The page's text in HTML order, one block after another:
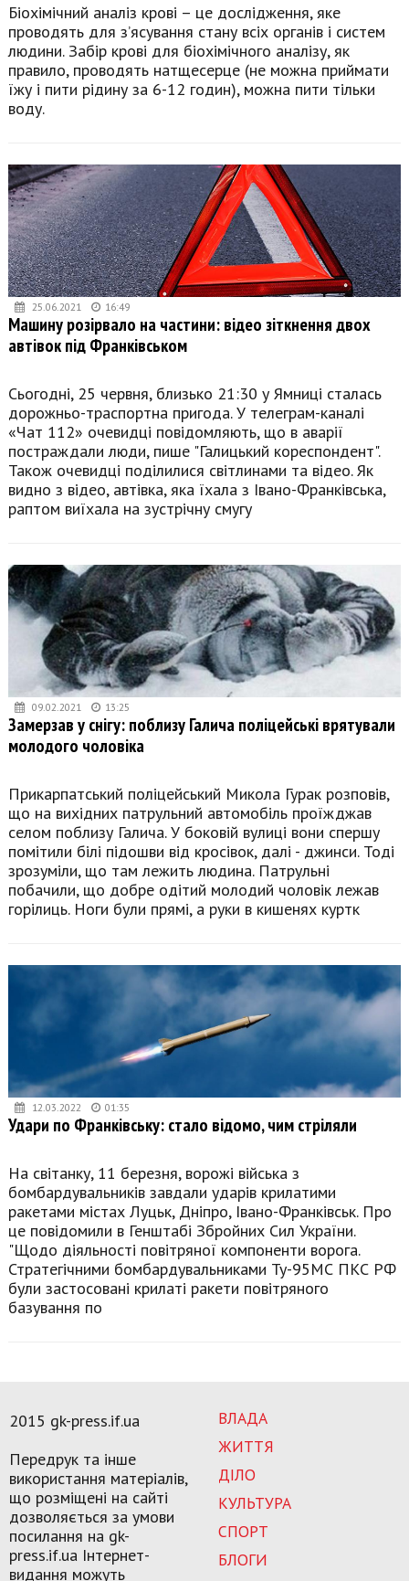
Біохімічний аналіз крові – це дослідження, яке
проводять для з’ясування стану всіх органів і систем
людини. Забір крові для біохімічного аналізу, як
правило, проводять натщесерце (не можна приймати
їжу і пити рідину за 6-12 годин), можна пити тільки
воду.
25.06.2021 16:49
Машину розірвало на частини: відео зіткнення двох
автівок під Франківськом
Сьогодні, 25 червня, близько 21:30 у Ямниці сталась
дорожньо-траспортна пригода. У телеграм-каналі
«Чат 112» очевидці повідомляють, що в аварії
постраждали люди, пише "Галицький кореспондент".
Також очевидці поділилися світлинами та відео. Як
видно з відео, автівка, яка їхала з Івано-Франківська,
раптом виїхала на зустрічну смугу
09.02.2021 13:25
Замерзав у снігу: поблизу Галича поліцейські врятували
молодого чоловіка
Прикарпатський поліцейський Микола Гурак розповів,
що на вихідних патрульний автомобіль проїжджав
селом поблизу Галича. У боковій вулиці вони спершу
помітили білі підошви від кросівок, далі - джинси. Тоді
зрозуміли, що там лежить людина. Патрульні
побачили, що добре одітий молодий чоловік лежав
горілиць. Ноги були прямі, а руки в кишенях куртк
12.03.2022 01:35
Удари по Франківську: стало відомо, чим стріляли
На світанку, 11 березня, ворожі війська з
бомбардувальників завдали ударів крилатими
ракетами містах Луцьк, Дніпро, Івано-Франківськ. Про
це повідомили в Генштабі Збройних Сил України.
"Щодо діяльності повітряної компоненти ворога.
Стратегічними бомбардувальниками Ту-95МС ПКС РФ
були застосовані крилаті ракети повітряного
базування по
ВЛАДА
ЖИТТЯ
ДІЛО
КУЛЬТУРА
СПОРТ
БЛОГИ
2015 gk-press.if.ua
Передрук та інше
використання матеріалів,
що розміщені на сайті
дозволяється за умови
посилання на gk-
press.if.ua Інтернет-
видання можуть